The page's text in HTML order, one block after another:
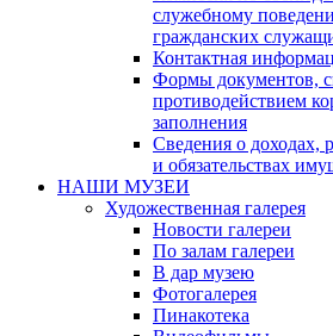
служебному
гражданских
Контактная
Формы документов,
противодействием
заполнения
Сведения о доходах,
и обязательствах
НАШИ МУЗЕИ
Художественная галерея
Новости галереи
По залам галереи
В дар музею
Фотогалерея
Пинакотека